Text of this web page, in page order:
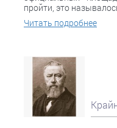
пройти, это
Читать подробнее